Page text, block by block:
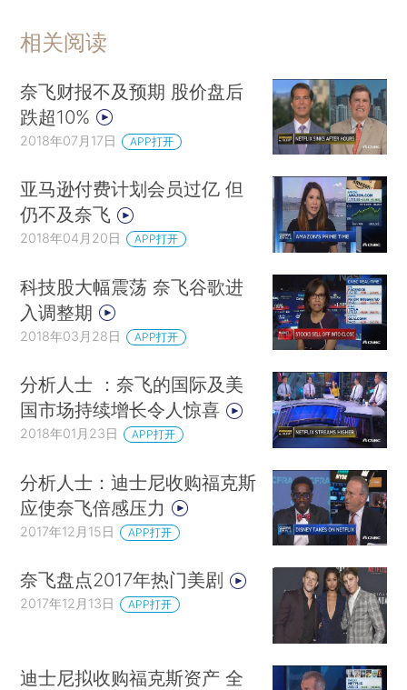
相关阅读
奈飞财报不及预期 股价盘后
跌超10%
2018年07月17日 APP打开
亚马逊付费计划会员过亿 但
仍不及奈飞
2018年04月20日 APP打开
科技股大幅震荡 奈飞谷歌进
入调整期
2018年03月28日 APP打开
分析人士 ：奈飞的国际及美
国市场持续增长令人惊喜
2018年01月23日 APP打开
分析人士：迪士尼收购福克斯
应使奈飞倍感压力
2017年12月15日 APP打开
奈飞盘点2017年热门美剧
2017年12月13日 APP打开
迪士尼拟收购福克斯资产 全